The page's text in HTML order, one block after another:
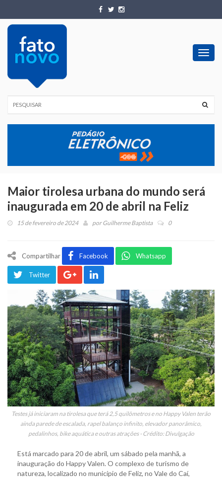
Maior tirolesa urbana do mundo será
inaugurada em 20 de abril na Feliz
15 de fevereiro de 2024 porGuilherme Baptista 0
Compartilhar Facebook Whatsapp
Twitter
Testes já iniciaram na tirolesa que terá 2,5 quilômetros e no Happy Valen terão
ainda parede de escalada, rapel balanço infinito, elevador panorâmico,
pedalinhos, bike aquática e outras atrações - Crédito: Divulgação
Está marcado para 20 de abril, um sábado pela manhã, a
inauguração do Happy Valen. O complexo de turismo de
natureza, localizado no município de Feliz, no Vale do Caí,